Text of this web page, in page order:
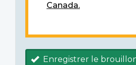
Canada.
Enregistrer le